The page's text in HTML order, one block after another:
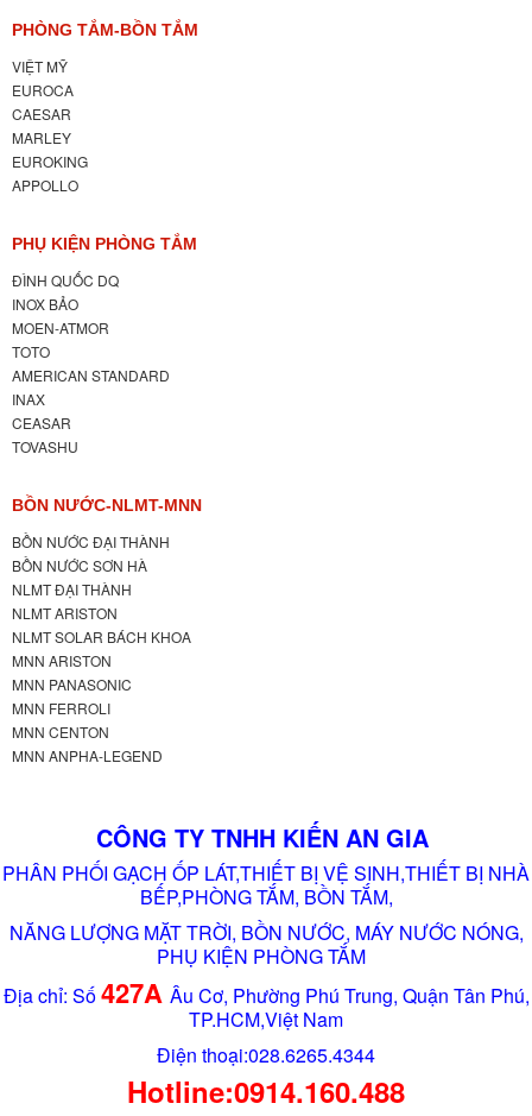
PHÒNG TẮM-BỒN TẮM
VIỆT MỸ
EUROCA
CAESAR
MARLEY
EUROKING
APPOLLO
PHỤ KIỆN PHÒNG TẮM
ĐÌNH QUỐC DQ
INOX BẢO
MOEN-ATMOR
TOTO
AMERICAN STANDARD
INAX
CEASAR
TOVASHU
BỒN NƯỚC-NLMT-MNN
BỒN NƯỚC ĐẠI THÀNH
BỒN NƯỚC SƠN HÀ
NLMT ĐẠI THÀNH
NLMT ARISTON
NLMT SOLAR BÁCH KHOA
MNN ARISTON
MNN PANASONIC
MNN FERROLI
MNN CENTON
MNN ANPHA-LEGEND
CÔNG TY TNHH KIẾN AN GIA
PHÂN PHỐI GẠCH ỐP LÁT,THIẾT BỊ VỆ SINH,THIẾT BỊ NHÀ
BẾP,PHÒNG TẮM, BỒN TẮM,
NĂNG LƯỢNG MẶT TRỜI, BỒN NƯỚC, MÁY NƯỚC NÓNG,
PHỤ KIỆN PHÒNG TẮM
Địa chỉ: Số427A Âu Cơ, Phường Phú Trung, Quận Tân Phú,
TP.HCM,Việt Nam
Điện thoại:028.6265.4344
Hotline:0914.160.488